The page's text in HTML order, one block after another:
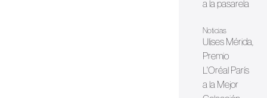
a la pasarela
Noticias
Ulises Mérida,
Premio
L'Oréal París
a la Mejor